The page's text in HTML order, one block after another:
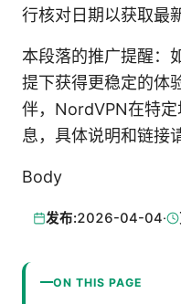
行核对日期以获取最
本段落的推广提醒：
提下获得更稳定的体
伴，NordVPN在特
息，具体说明和链接
Body
发布:2026-04-04·
ON THIS PAGE